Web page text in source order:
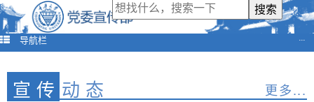
导航栏 ···
宣传 动态 更多...